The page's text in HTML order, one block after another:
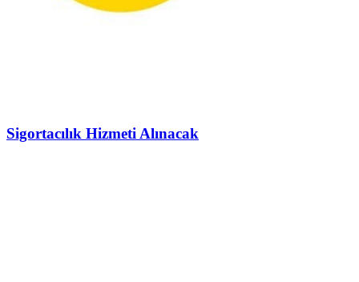
Sigortacılık Hizmeti Alınacak